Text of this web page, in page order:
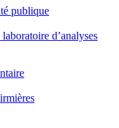
publique
d’analyses